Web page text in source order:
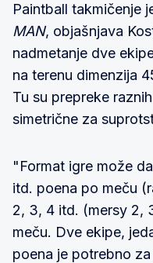
Paintball takmičenje
MAN, objašnjava
nadmetanje dve
na terenu dimenzija
Tu su prepreke
simetrične za
"Format igre može
itd. poena po meču
2, 3, 4 itd. (mersy 2,
meču. Dve ekipe,
poena je potrebno